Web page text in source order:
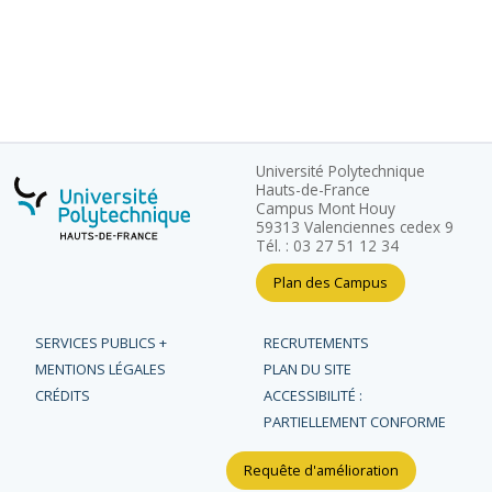
Université Polytechnique
Hauts-de-France
Campus Mont Houy
59313 Valenciennes cedex 9
Tél. : 03 27 51 12 34
Plan des Campus
SERVICES PUBLICS +
RECRUTEMENTS
MENTIONS LÉGALES
PLAN DU SITE
CRÉDITS
ACCESSIBILITÉ :
PARTIELLEMENT CONFORME
Requête d'amélioration